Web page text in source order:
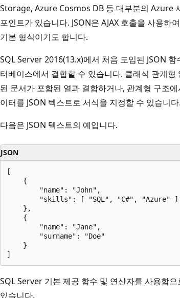
Storage, Azure Cosmos DB 등 대부분의 Azure
포인트가 있습니다. JSON은 AJAX 호출을 사용
기본 형식이기도 합니다.
SQL Server 2016(13.x)에서 처음 도입된 JSON
터베이스에서 결합할 수 있습니다. 클래식 관계
된 문서가 포함된 열과 결합하거나, 관계형 구조
이터를 JSON 텍스트로 서식을 지정할 수 있습니다.
다음은 JSON 텍스트의 예입니다.
JSON
[
    {
        "name": "John",
        "skills": [ "SQL", "C#", "Azure" ]
    },
    {
        "name": "Jane",
        "surname": "Doe"
    }
SQL Server 기본 제공 함수 및 연산자를 사용함
있습니다.